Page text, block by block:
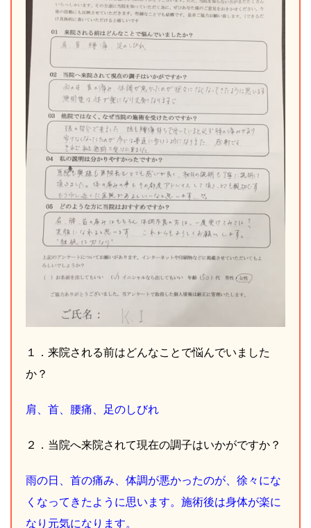
１．来院される前はどんなことで悩んでいました
か？
肩、首、腰痛、足のしびれ
２．当院へ来院されて現在の調子はいかがですか？
雨の日、首の痛み、体調が悪かったのが、徐々にな
くなってきたように思います。施術後は身体が楽に
なり元気になります。